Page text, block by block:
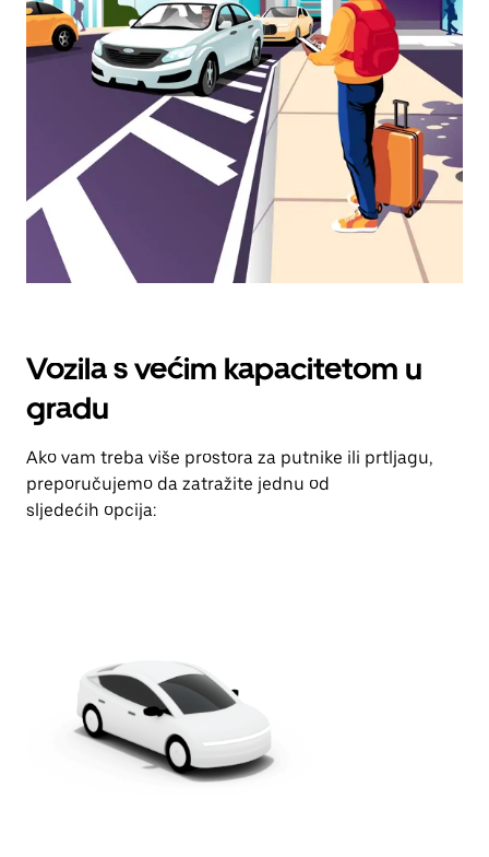
odaberi
datum.
Pritisni
tipku
kalendara.
Vozila s većim kapacitetom u
gradu
Ako vam treba više prostora za putnike ili prtljagu,
preporučujemo da zatražite jednu od
sljedećih opcija: